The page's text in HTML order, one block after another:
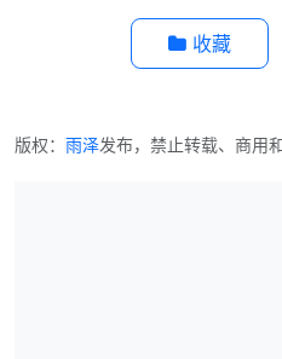
收藏
版权： 雨泽发布，禁止转载、商用